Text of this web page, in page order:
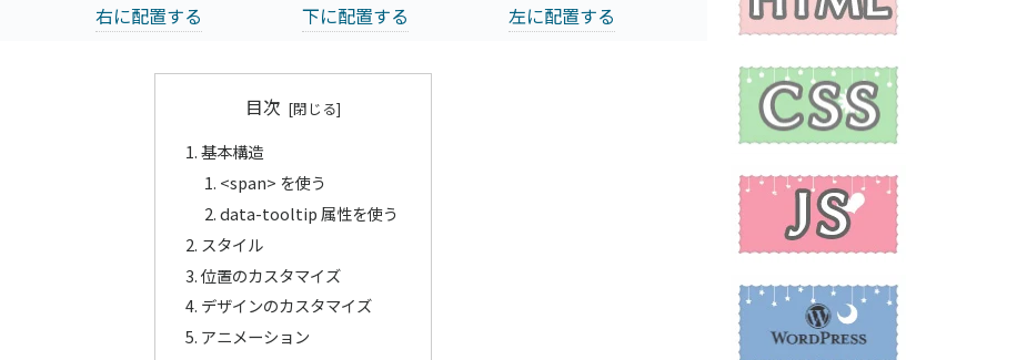
右に配置する 下に配置する 左に配置する
目次
基本構造
<span> を使う
data-tooltip 属性を使う
スタイル
位置のカスタマイズ
デザインのカスタマイズ
アニメーション